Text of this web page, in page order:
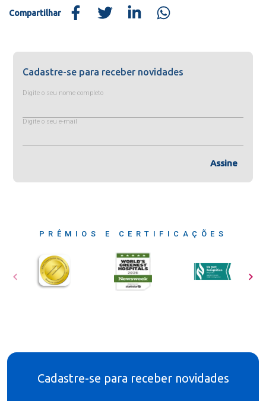
Compartilhar
Cadastre-se para receber novidades
Digite o seu nome completo
Digite o seu e-mail
Assine
PRÊMIOS E CERTIFICAÇÕES
Cadastre-se para receber novidades